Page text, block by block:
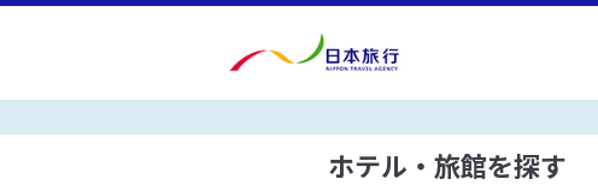
ホテル・旅館を探す